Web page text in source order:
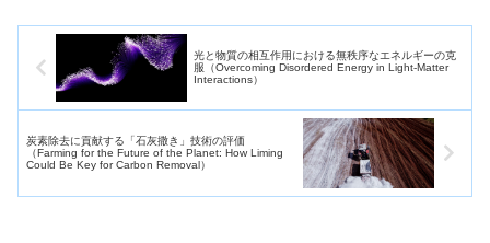
光と物質の相互作用における無秩序なエネルギーの克
服（Overcoming Disordered Energy in Light-Matter
Interactions）
炭素除去に貢献する「石灰撒き」技術の評価
（Farming for the Future of the Planet: How Liming
Could Be Key for Carbon Removal）